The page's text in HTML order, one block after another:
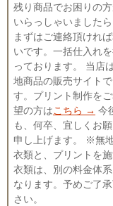
残り商品でお困りの
いらっしゃいましたら
まずはご連絡頂けれ
いです。一括仕入れ
っております。 当店
地商品の販売サイトで
す。プリント制作を
望の方はこちら → 今
も、何卒、宜しくお
申し上げます。 ※無
衣類と、プリントを
衣類は、別の料金体系
なります。予めご了
さい。